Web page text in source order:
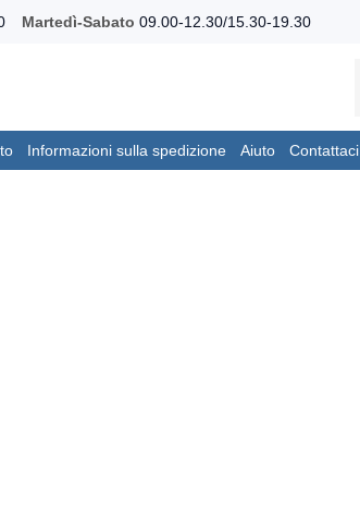
Martedì-Sabato 09.00-12.30/15.30-19.30
Informazioni sulla spedizione Aiuto Contattaci